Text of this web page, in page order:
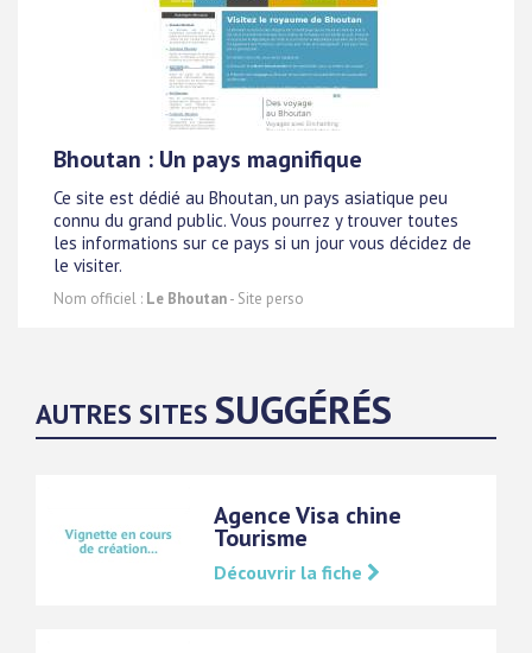
Bhoutan : Un pays magnifique
Ce site est dédié au Bhoutan, un pays asiatique peu
connu du grand public. Vous pourrez y trouver toutes
les informations sur ce pays si un jour vous décidez de
le visiter.
Nom officiel : Le Bhoutan- Site perso
AUTRES SITES SUGGÉRÉS
Agence Visa chine
Tourisme
Découvrir la fiche